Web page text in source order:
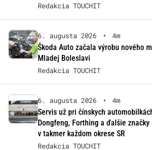
Redakcia TOUCHIT
6. augusta 2026 •
4m
Škoda Auto začala výrobu nového
Mladej Boleslavi
Redakcia TOUCHIT
6. augusta 2026 •
4m
Servis už pri čínskych
Dongfeng, Forthing a ďalšie značky
v takmer každom okrese SR
Redakcia TOUCHIT